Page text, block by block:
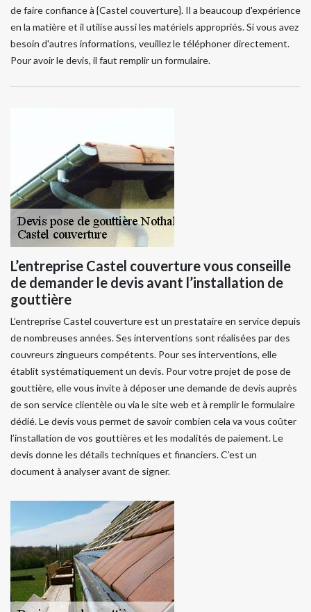
de faire confiance à {Castel couverture}. Il a beaucoup d'expérience
en la matière et il utilise aussi les matériels appropriés. Si vous avez
besoin d'autres informations, veuillez le téléphoner directement.
Pour avoir le devis, il faut remplir un formulaire.
L’entreprise Castel couverture vous conseille
de demander le devis avant l’installation de
gouttière
L’entreprise Castel couverture est un prestataire en service depuis
de nombreuses années. Ses interventions sont réalisées par des
couvreurs zingueurs compétents. Pour ses interventions, elle
établit systématiquement un devis. Pour votre projet de pose de
gouttière, elle vous invite à déposer une demande de devis auprès
de son service clientèle ou via le site web et à remplir le formulaire
dédié. Le devis vous permet de savoir combien cela va vous coûter
l’installation de vos gouttières et les modalités de paiement. Le
devis donne les détails techniques et financiers. C’est un
document à analyser avant de signer.